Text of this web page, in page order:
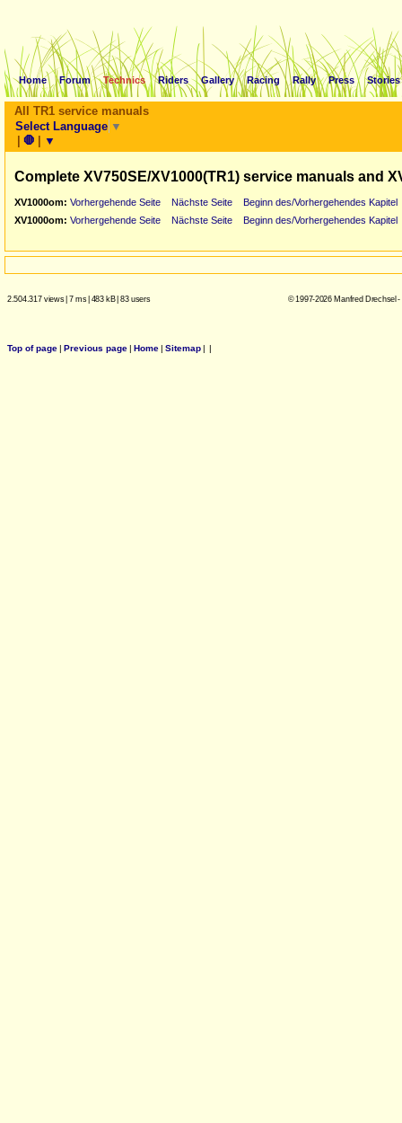
Home Forum Technics Riders Gallery Racing Rally Press Stories
All TR1 service manuals
Select Language ▼
| 🛑 | ▼
Complete XV750SE/XV1000(TR1) service manuals and
XV1000om: Vorhergehende Seite Nächste Seite
Beginn des/Vorhergehendes Kapitel
XV1000om: Vorhergehende Seite Nächste Seite Beginn des/Vorhergehendes Kapitel
2.504.317 views| 7 ms| 483 kB| 83 users © 1997-2026 Manfred Drechsel
Top of page| Previous page| Home| Sitemap| |